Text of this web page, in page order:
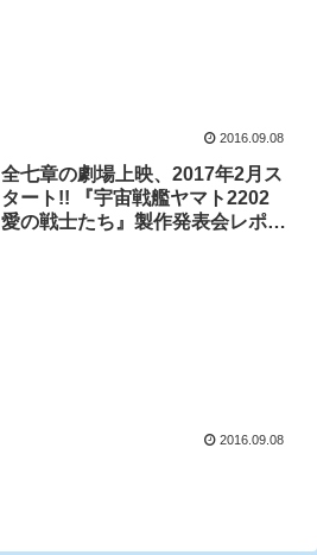
2016.09.08
全七章の劇場上映、2017年2月ス
タート!! 『宇宙戦艦ヤマト2202
愛の戦士たち』製作発表会レポー
2016.09.08